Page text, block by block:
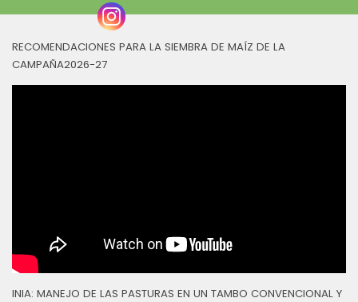
RECOMENDACIONES PARA LA SIEMBRA DE MAÍZ DE LA
CAMPAÑA2026-27
INIA: MANEJO DE LAS PASTURAS EN UN TAMBO CONVENCIONAL Y